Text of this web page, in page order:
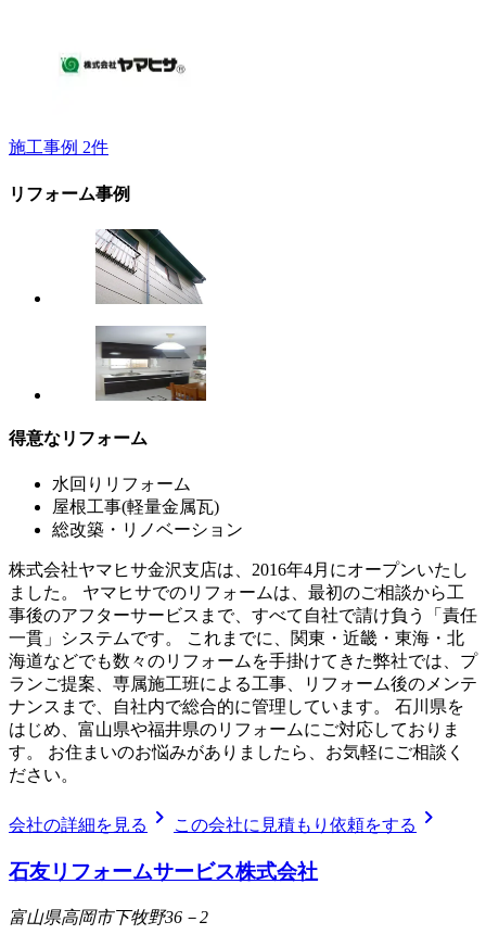
施工事例 2件
リフォーム事例
得意なリフォーム
水回りリフォーム
屋根工事(軽量金属瓦)
総改築・リノベーション
株式会社ヤマヒサ金沢支店は、2016年4月にオープンいたし
ました。 ヤマヒサでのリフォームは、最初のご相談から工
事後のアフターサービスまで、すべて自社で請け負う「責任
一貫」システムです。 これまでに、関東・近畿・東海・北
海道などでも数々のリフォームを手掛けてきた弊社では、プ
ランご提案、専属施工班による工事、リフォーム後のメンテ
ナンスまで、自社内で総合的に管理しています。 石川県を
はじめ、富山県や福井県のリフォームにご対応しておりま
す。 お住まいのお悩みがありましたら、お気軽にご相談く
ださい。
会社の詳細を見る chevron_right この会社に見積もり依頼をする chevron_right
石友リフォームサービス株式会社
富山県高岡市下牧野36－2